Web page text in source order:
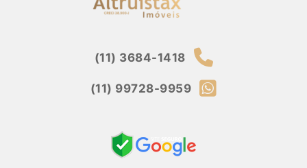
(11) 3684-1418
(11) 99728-9959